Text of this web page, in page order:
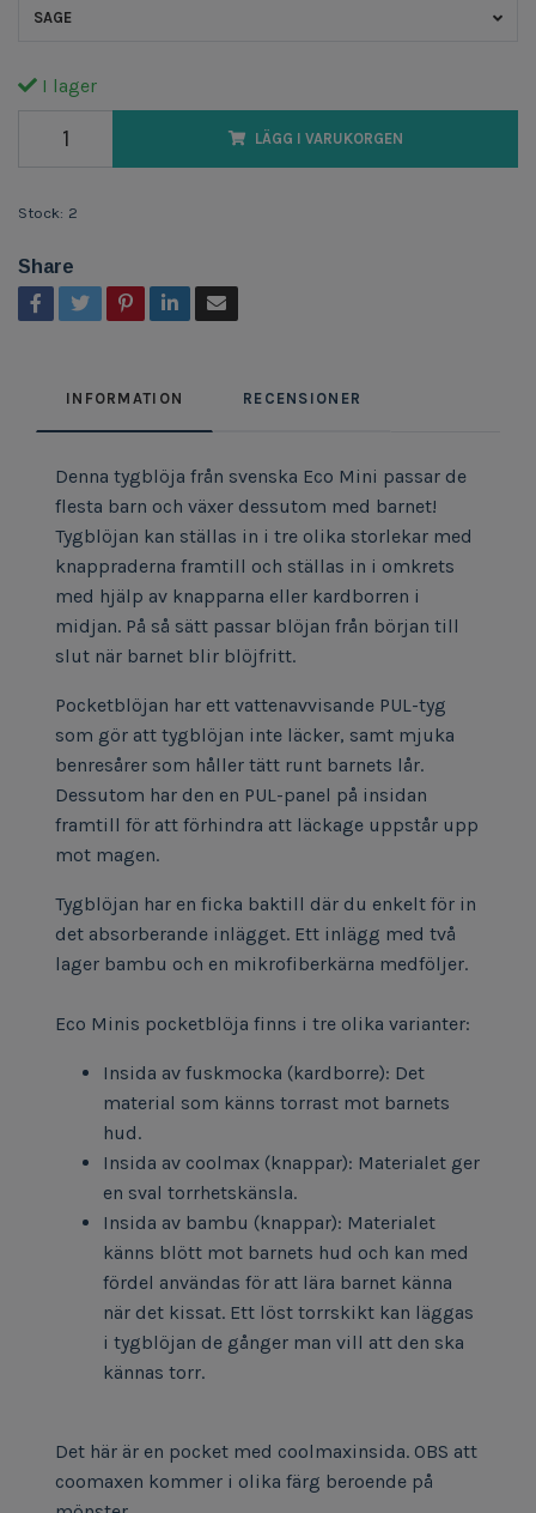
SAGE
I lager
LÄGG I VARUKORGEN
Stock: 2
Share
INFORMATION RECENSIONER
Denna tygblöja från svenska Eco Mini passar de
flesta barn och växer dessutom med barnet!
Tygblöjan kan ställas in i tre olika storlekar med
knappraderna framtill och ställas in i omkrets
med hjälp av knapparna eller kardborren i
midjan. På så sätt passar blöjan från början till
slut när barnet blir blöjfritt.
Pocketblöjan har ett vattenavvisande PUL-tyg
som gör att tygblöjan inte läcker, samt mjuka
benresårer som håller tätt runt barnets lår.
Dessutom har den en PUL-panel på insidan
framtill för att förhindra att läckage uppstår upp
mot magen.
Tygblöjan har en ficka baktill där du enkelt för in
det absorberande inlägget. Ett inlägg med två
lager bambu och en mikrofiberkärna medföljer.
Eco Minis pocketblöja finns i tre olika varianter:
Insida av fuskmocka (kardborre): Det
material som känns torrast mot barnets
hud.
Insida av coolmax (knappar): Materialet ger
en sval torrhetskänsla.
Insida av bambu (knappar): Materialet
känns blött mot barnets hud och kan med
fördel användas för att lära barnet känna
när det kissat. Ett löst torrskikt kan läggas
i tygblöjan de gånger man vill att den ska
kännas torr.
Det här är en pocket med coolmaxinsida. OBS att
coomaxen kommer i olika färg beroende på